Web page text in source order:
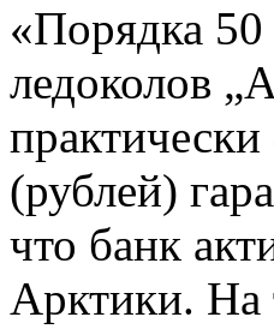
«Порядка 50
ледоколов
(рублей)
что банк
Арктики. На